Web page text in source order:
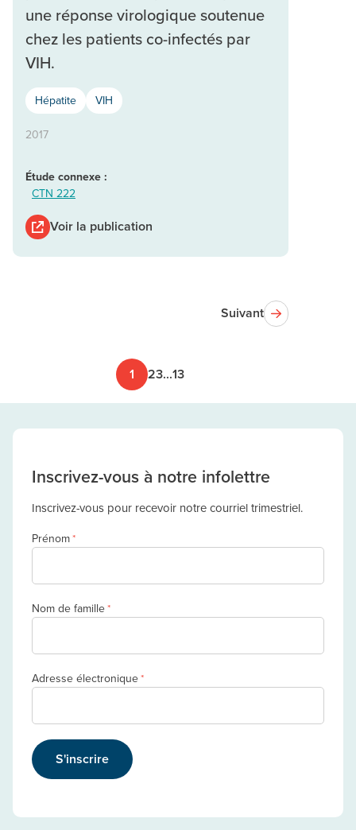
une réponse virologique soutenue
chez les patients co-infectés par
VIH.
Hépatite VIH
2017
Étude connexe :
CTN 222
Voir la publication
1 23...13
Suivant
Inscrivez-vous à notre infolettre
Inscrivez-vous pour recevoir notre courriel trimestriel.
Prénom*
Nom de famille*
Adresse électronique*
S'inscrire